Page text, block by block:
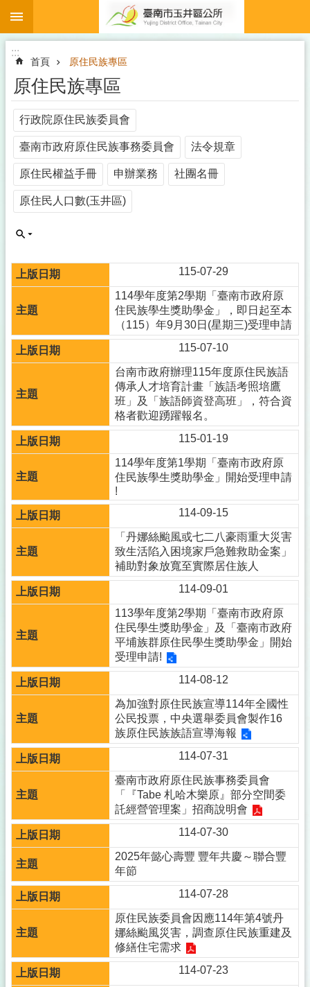
跳到主要內容區塊
:::
首頁 原住民族專區
原住民族專區
行政院原住民族委員會
臺南市政府原住民族事務委員會 法令規章
原住民權益手冊 申辦業務 社團名冊
原住民人口數(玉井區)
115-07-29
114學年度第2學期「臺南市政府原
住民族學生獎助學金」，即日起至本
（115）年9月30日(星期三)受理申請
115-07-10
台南市政府辦理115年度原住民族語
傳承人才培育計畫「族語考照培鷹
班」及「族語師資登高班」，符合資
格者歡迎踴躍報名。
115-01-19
114學年度第1學期「臺南市政府原
住民族學生獎助學金」開始受理申請
!
114-09-15
「丹娜絲颱風或七二八豪雨重大災害
致生活陷入困境家戶急難救助金案」
補助對象放寬至實際居住族人
114-09-01
113學年度第2學期「臺南市政府原
住民學生獎助學金」及「臺南市政府
平埔族群原住民學生獎助學金」開始
受理申請!
114-08-12
為加強對原住民族宣導114年全國性
公民投票，中央選舉委員會製作16
族原住民族族語宣導海報
114-07-31
臺南市政府原住民族事務委員會
「『Tabe 札哈木樂原』部分空間委
託經營管理案」招商說明會
114-07-30
2025年懿心壽豐 豐年共慶～聯合豐
年節
114-07-28
原住民族委員會因應114年第4號丹
娜絲颱風災害，調查原住民族重建及
修繕住宅需求
114-07-23